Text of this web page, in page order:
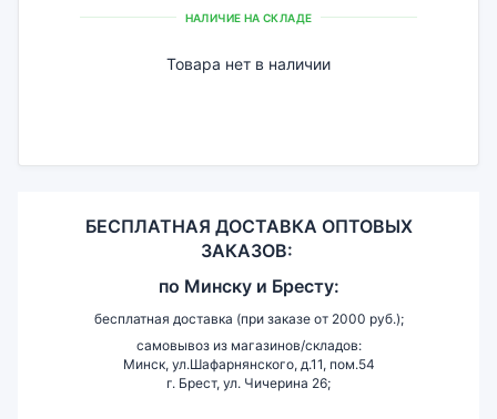
НАЛИЧИЕ НА СКЛАДЕ
Товара нет в наличии
БЕСПЛАТНАЯ ДОСТАВКА ОПТОВЫХ
ЗАКАЗОВ:
по Минску и Бресту:
бесплатная доставка (при заказе от 2000 руб.);
самовывоз из магазинов/складов:
Минск, ул.Шафарнянского, д.11, пом.54
г. Брест, ул. Чичерина 26;